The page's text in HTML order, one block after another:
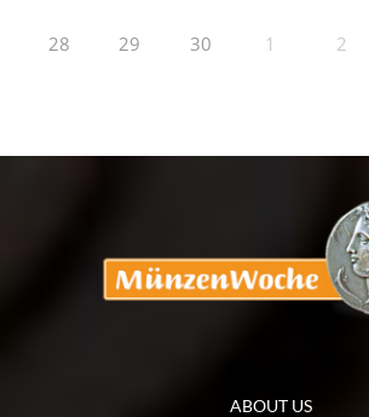
28 29 30 1 2
ABOUT US